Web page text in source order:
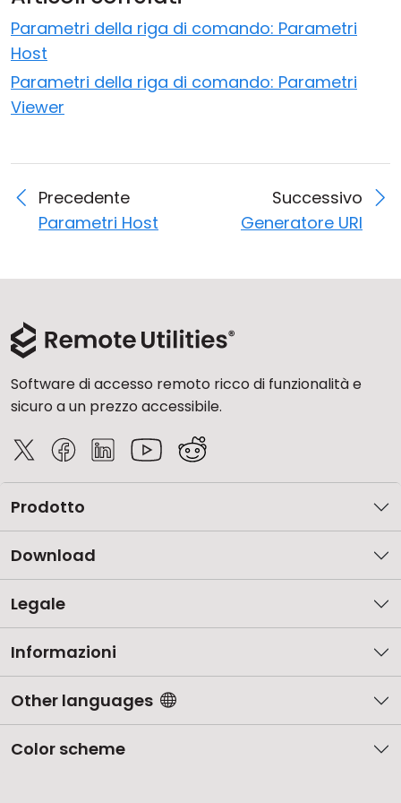
Parametri della riga di comando: Parametri
Host
Parametri della riga di comando: Parametri
Viewer
Precedente
Parametri Host
Successivo
Generatore URI
Software di accesso remoto ricco di funzionalità e
sicuro a un prezzo accessibile.
Prodotto
Download
Legale
Informazioni
Other languages
Color scheme
Cloud e On-Premise